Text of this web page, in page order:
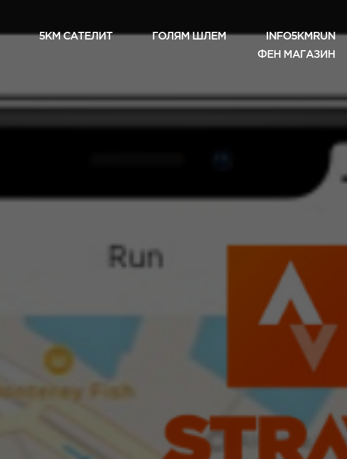
5KM САТЕЛИТ ГОЛЯМ ШЛЕМ
INFO5KMRUN
ФЕН МАГАЗИН